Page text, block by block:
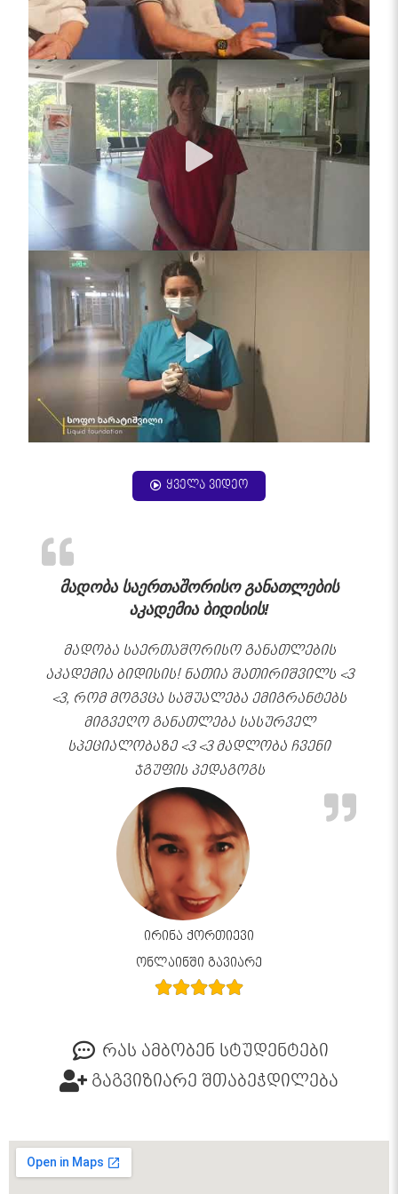
ყველა ვიდეო
მადობა საერთაშორისო განათლების
აკადემია ბიდისის!
მადობა საერთაშორისო განათლების
აკადემია ბიდისის! ნათია შათირიშვილს <3
<3, რომ მოგვცა საშუალება ემიგრანტებს
მიგვეღო განათლება სასურველ
სპეციალობაზე <3 <3 მადლობა ჩვენი
ჯგუფის პედაგოგს
ირინა ქორთიევი
ონლაინში გავიარე
რას ამბობენ სტუდენტები
გაგვიზიარე შთაბეჭდილება